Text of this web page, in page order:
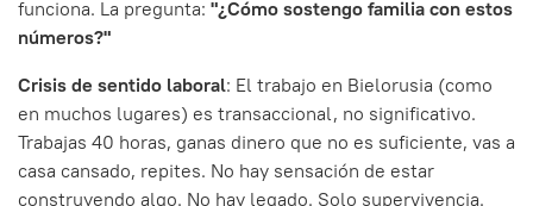
funciona. La pregunta: "¿Cómo sostengo familia con estos
números?"
Crisis de sentido laboral: El trabajo en Bielorusia (como
en muchos lugares) es transaccional, no significativo.
Trabajas 40 horas, ganas dinero que no es suficiente, vas a
casa cansado, repites. No hay sensación de estar
construyendo algo. No hay legado. Solo supervivencia.